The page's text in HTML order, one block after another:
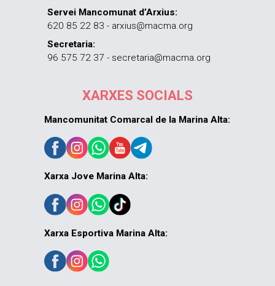
Servei Mancomunat d’Arxius:
620 85 22 83 - arxius@macma.org
Secretaria:
96 575 72 37 - secretaria@macma.org
XARXES SOCIALS
Mancomunitat Comarcal de la Marina Alta:
Xarxa Jove Marina Alta:
Xarxa Esportiva Marina Alta: